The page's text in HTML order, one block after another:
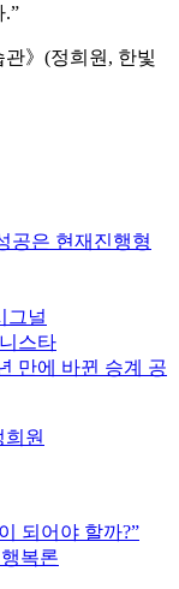
.”
관》(정희원, 한빛
공은 현재진행형
그널
스타
만에 바뀐 승계 공
희원
되어야 할까?”
복론